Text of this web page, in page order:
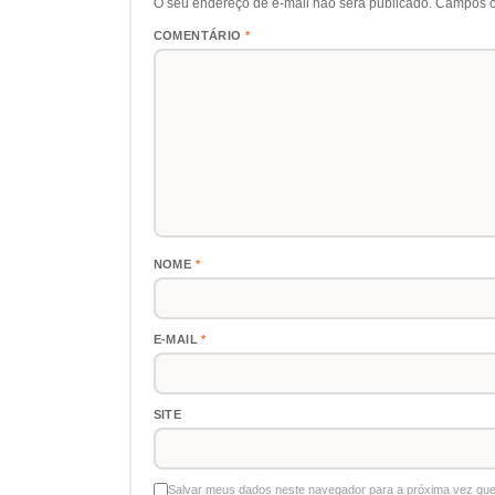
COMENTÁRIO *
NOME *
E-MAIL*
SITE
Salvar meus dados neste navegador para a próxima vez